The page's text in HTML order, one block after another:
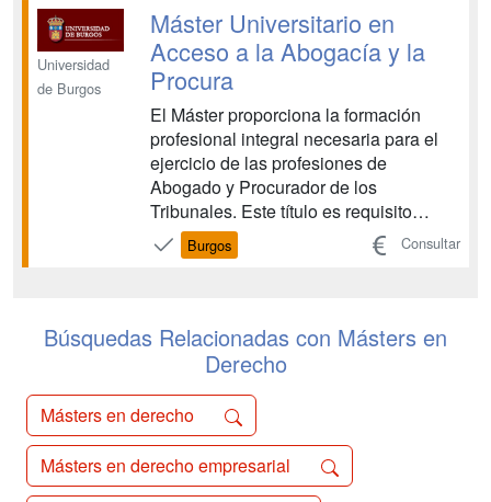
Derecho comparado. El Máster se
ofrece totalmente on-lin...
Universidad
de Burgos
Máster Universitario en
Acceso a la Abogacía y la
Procura
El Máster proporciona la formación
profesional integral necesaria para el
ejercicio de las profesiones de
Abogado y Procurador de los
Tribunales. Este título es requisito
previo para la realización de la
evaluación de la aptitud profesional
a los graduados en Derecho para su...
Burgos Consultar
Búsquedas Relacionadas con Másters en
Derecho
Másters en derecho
Másters en derecho empresarial